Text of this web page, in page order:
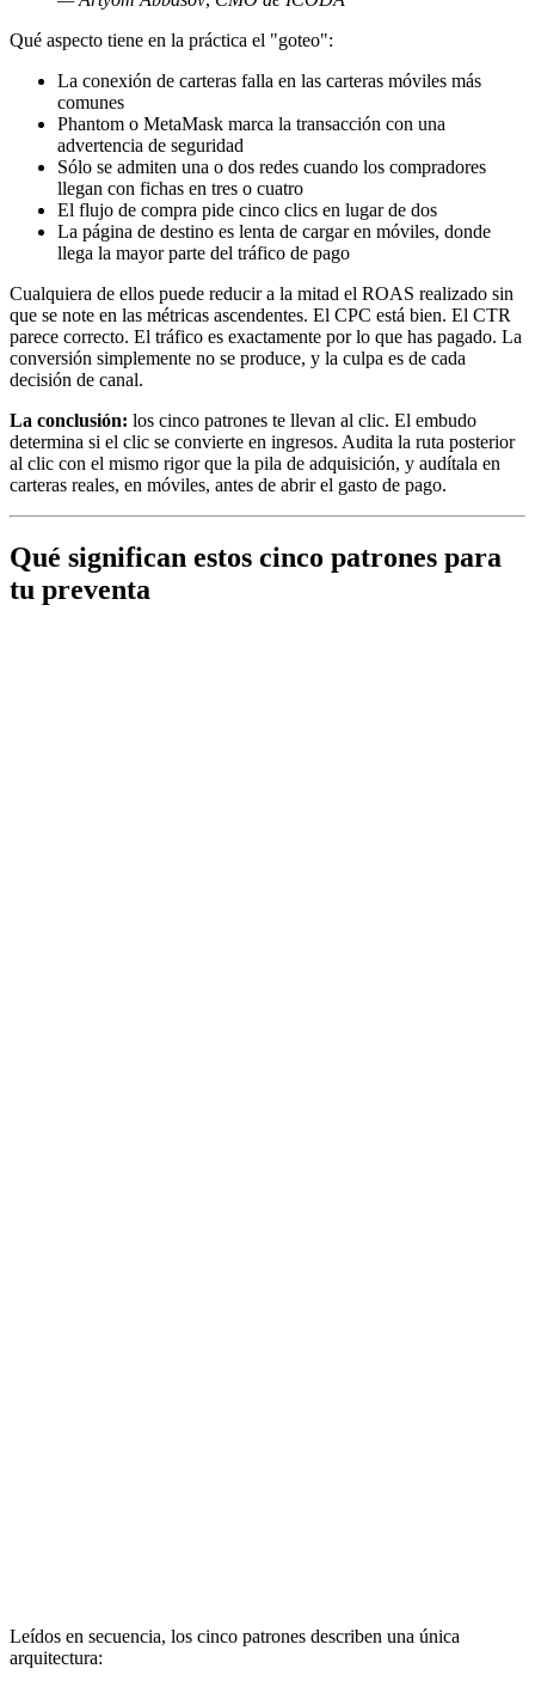
Qué aspecto tiene en la práctica el "goteo":
La conexión de carteras falla en las carteras móviles más
comunes
Phantom o MetaMask marca la transacción con una
advertencia de seguridad
Sólo se admiten una o dos redes cuando los compradores
llegan con fichas en tres o cuatro
El flujo de compra pide cinco clics en lugar de dos
La página de destino es lenta de cargar en móviles, donde
llega la mayor parte del tráfico de pago
Cualquiera de ellos puede reducir a la mitad el ROAS realizado sin
que se note en las métricas ascendentes. El CPC está bien. El CTR
parece correcto. El tráfico es exactamente por lo que has pagado. La
conversión simplemente no se produce, y la culpa es de cada
decisión de canal.
La conclusión: los cinco patrones te llevan al clic. El embudo
determina si el clic se convierte en ingresos. Audita la ruta posterior
al clic con el mismo rigor que la pila de adquisición, y audítala en
carteras reales, en móviles, antes de abrir el gasto de pago.
Qué significan estos cinco patrones para
tu preventa
Leídos en secuencia, los cinco patrones describen una única
arquitectura: